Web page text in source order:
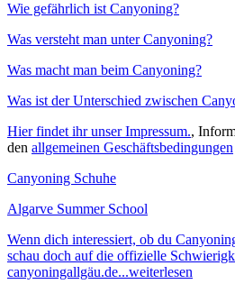
Wie gefährlich ist Canyoning?
Was versteht man unter Canyoning?
Was macht man beim Canyoning?
Was ist der Unterschied zwischen
Hier findet ihr unser Impressum.,
den allgemeinen Geschäftsbedingungen
Canyoning Schuhe
Algarve Summer School
Wenn dich interessiert, ob du
schau doch auf die offizielle
canyoningallgäu.de...weiterlesen